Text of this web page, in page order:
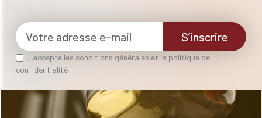
S’inscrire
J'accepte les conditions générales et la politique de
confidentialité